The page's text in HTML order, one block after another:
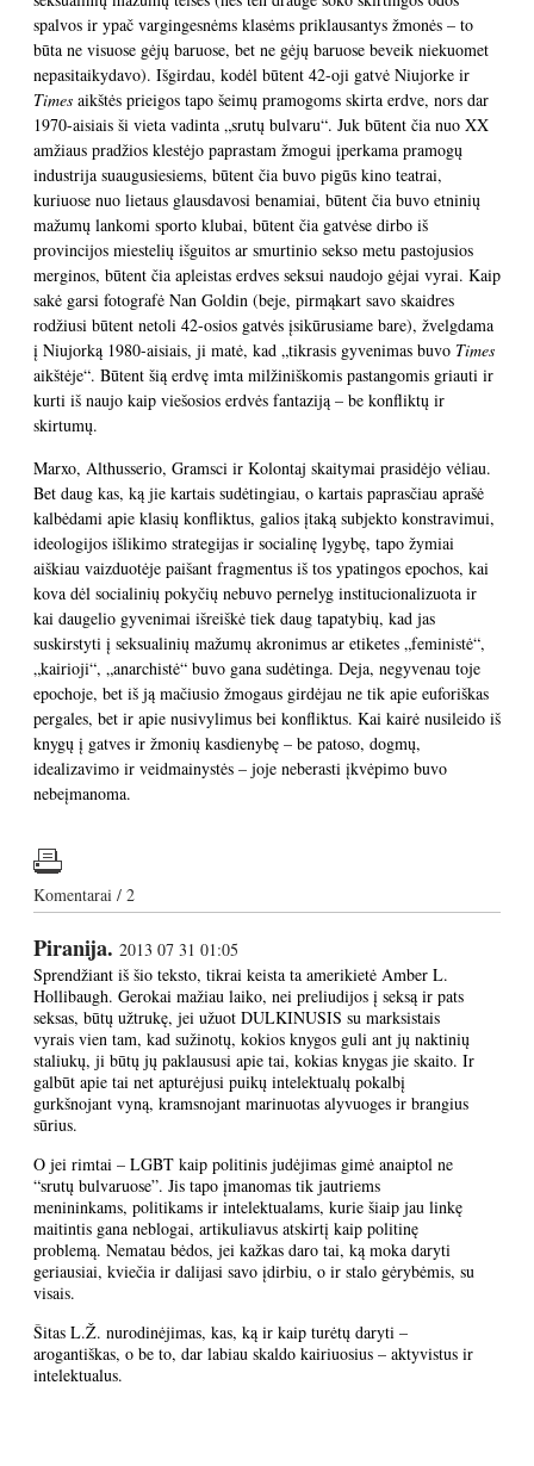
spalvos ir ypač vargingesnėms klasėms priklausantys žmonės – to
būta ne visuose gėjų baruose, bet ne gėjų baruose beveik niekuomet
nepasitaikydavo). Išgirdau, kodėl būtent 42-oji gatvė Niujorke ir
Times aikštės prieigos tapo šeimų pramogoms skirta erdve, nors dar
1970-aisiais ši vieta vadinta „srutų bulvaru“. Juk būtent čia nuo XX
amžiaus pradžios klestėjo paprastam žmogui įperkama pramogų
industrija suaugusiesiems, būtent čia buvo pigūs kino teatrai,
kuriuose nuo lietaus glausdavosi benamiai, būtent čia buvo etninių
mažumų lankomi sporto klubai, būtent čia gatvėse dirbo iš
provincijos miestelių išguitos ar smurtinio sekso metu pastojusios
merginos, būtent čia apleistas erdves seksui naudojo gėjai vyrai. Kaip
sakė garsi fotografė Nan Goldin (beje, pirmąkart savo skaidres
rodžiusi būtent netoli 42-osios gatvės įsikūrusiame bare), žvelgdama
į Niujorką 1980-aisiais, ji matė, kad „tikrasis gyvenimas buvo Times
aikštėje“. Būtent šią erdvę imta milžiniškomis pastangomis griauti ir
kurti iš naujo kaip viešosios erdvės fantaziją – be konfliktų ir
skirtumų.
Marxo, Althusserio, Gramsci ir Kolontaj skaitymai prasidėjo vėliau.
Bet daug kas, ką jie kartais sudėtingiau, o kartais paprasčiau aprašė
kalbėdami apie klasių konfliktus, galios įtaką subjekto konstravimui,
ideologijos išlikimo strategijas ir socialinę lygybę, tapo žymiai
aiškiau vaizduotėje paišant fragmentus iš tos ypatingos epochos, kai
kova dėl socialinių pokyčių nebuvo pernelyg institucionalizuota ir
kai daugelio gyvenimai išreiškė tiek daug tapatybių, kad jas
suskirstyti į seksualinių mažumų akronimus ar etiketes „feministė“,
„kairioji“, „anarchistė“ buvo gana sudėtinga. Deja, negyvenau toje
epochoje, bet iš ją mačiusio žmogaus girdėjau ne tik apie euforiškas
pergales, bet ir apie nusivylimus bei konfliktus. Kai kairė nusileido iš
knygų į gatves ir žmonių kasdienybę – be patoso, dogmų,
idealizavimo ir veidmainystės – joje neberasti įkvėpimo buvo
nebeįmanoma.
Komentarai / 2
Piranija. 2013 07 31 01:05
Sprendžiant iš šio teksto, tikrai keista ta amerikietė Amber L.
Hollibaugh. Gerokai mažiau laiko, nei preliudijos į seksą ir pats
seksas, būtų užtrukę, jei užuot DULKINUSIS su marksistais
vyrais vien tam, kad sužinotų, kokios knygos guli ant jų naktinių
staliukų, ji būtų jų paklaususi apie tai, kokias knygas jie skaito. Ir
galbūt apie tai net apturėjusi puikų intelektualų pokalbį
gurkšnojant vyną, kramsnojant marinuotas alyvuoges ir brangius
sūrius.
O jei rimtai – LGBT kaip politinis judėjimas gimė anaiptol ne
“srutų bulvaruose”. Jis tapo įmanomas tik jautriems
menininkams, politikams ir intelektualams, kurie šiaip jau linkę
maitintis gana neblogai, artikuliavus atskirtį kaip politinę
problemą. Nematau bėdos, jei kažkas daro tai, ką moka daryti
geriausiai, kviečia ir dalijasi savo įdirbiu, o ir stalo gėrybėmis, su
visais.
Šitas L.Ž. nurodinėjimas, kas, ką ir kaip turėtų daryti –
arogantiškas, o be to, dar labiau skaldo kairiuosius – aktyvistus ir
intelektualus.